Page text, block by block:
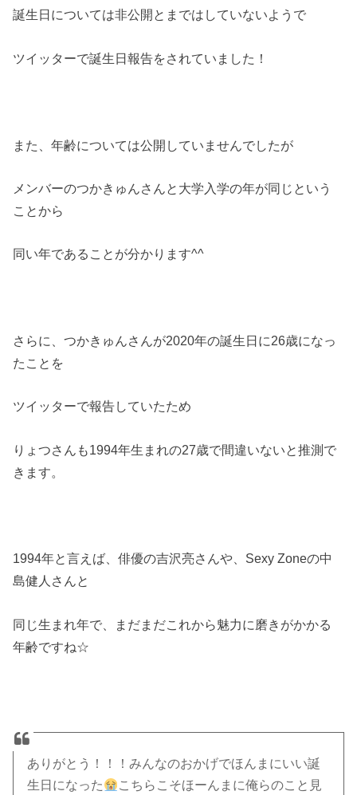
誕生日については非公開とまではしていないようで
ツイッターで誕生日報告をされていました！
また、年齢については公開していませんでしたが
メンバーのつかきゅんさんと大学入学の年が同じという
ことから
同い年であることが分かります^^
さらに、つかきゅんさんが2020年の誕生日に26歳になっ
たことを
ツイッターで報告していたため
りょつさんも1994年生まれの27歳で間違いないと推測で
きます。
1994年と言えば、俳優の吉沢亮さんや、Sexy Zoneの中
島健人さんと
同じ生まれ年で、まだまだこれから魅力に磨きがかかる
年齢ですね☆
ありがとう！！！みんなのおかげでほんまにいい誕
生日になった
こちらこそほーんまに俺らのこと見